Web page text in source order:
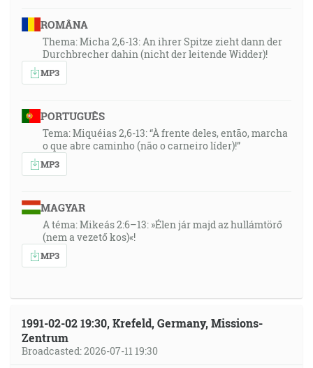
ROMÂNA
Thema: Micha 2,6-13: An ihrer Spitze zieht dann der
Durchbrecher dahin (nicht der leitende Widder)!
MP3
PORTUGUÊS
Tema: Miquéias 2,6-13: “À frente deles, então, marcha
o que abre caminho (não o carneiro líder)!”
MP3
MAGYAR
A téma: Mikeás 2:6–13: »Élen jár majd az hullámtörő
(nem a vezető kos)«!
MP3
1991-02-02 19:30, Krefeld, Germany, Missions-
Zentrum
Broadcasted: 2026-07-11 19:30